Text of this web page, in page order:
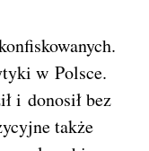
w Polsce.
i donosił bez
także